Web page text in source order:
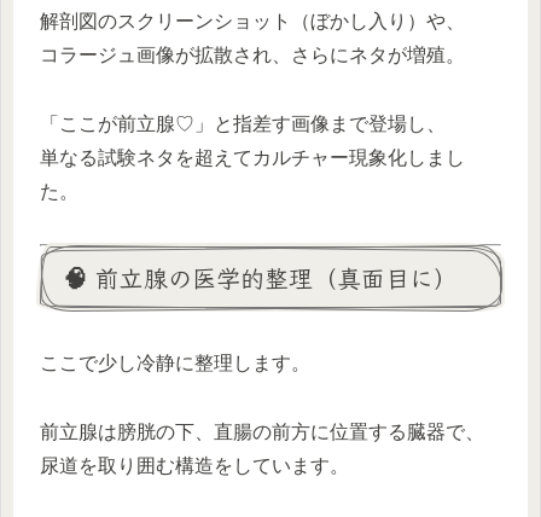
解剖図のスクリーンショット（ぼかし入り）や、
コラージュ画像が拡散され、さらにネタが増殖。
「ここが前立腺♡」と指差す画像まで登場し、
単なる試験ネタを超えてカルチャー現象化しまし
た。
🧠 前立腺の医学的整理（真面目に）
ここで少し冷静に整理します。
前立腺は膀胱の下、直腸の前方に位置する臓器で、
尿道を取り囲む構造をしています。